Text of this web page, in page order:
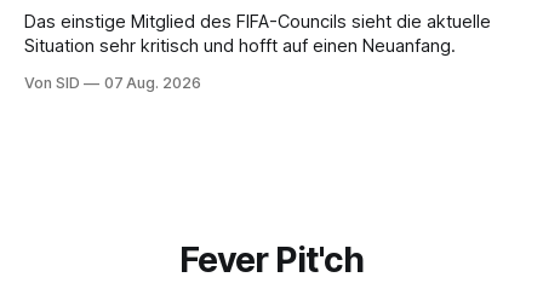
Das einstige Mitglied des FIFA-Councils sieht die aktuelle
Situation sehr kritisch und hofft auf einen Neuanfang.
Von SID 07 Aug. 2026
Fever Pit'ch